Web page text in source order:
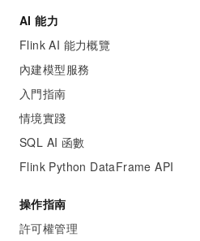
AI 能力
Flink AI 能力概覽
內建模型服務
入門指南
情境實踐
SQL AI 函數
Flink Python DataFrame API
操作指南
許可權管理